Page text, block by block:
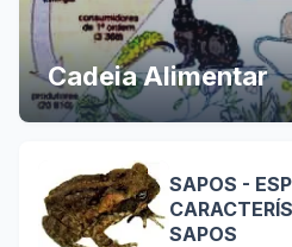
Cadeia Alimentar
SAPOS -
SAPOS